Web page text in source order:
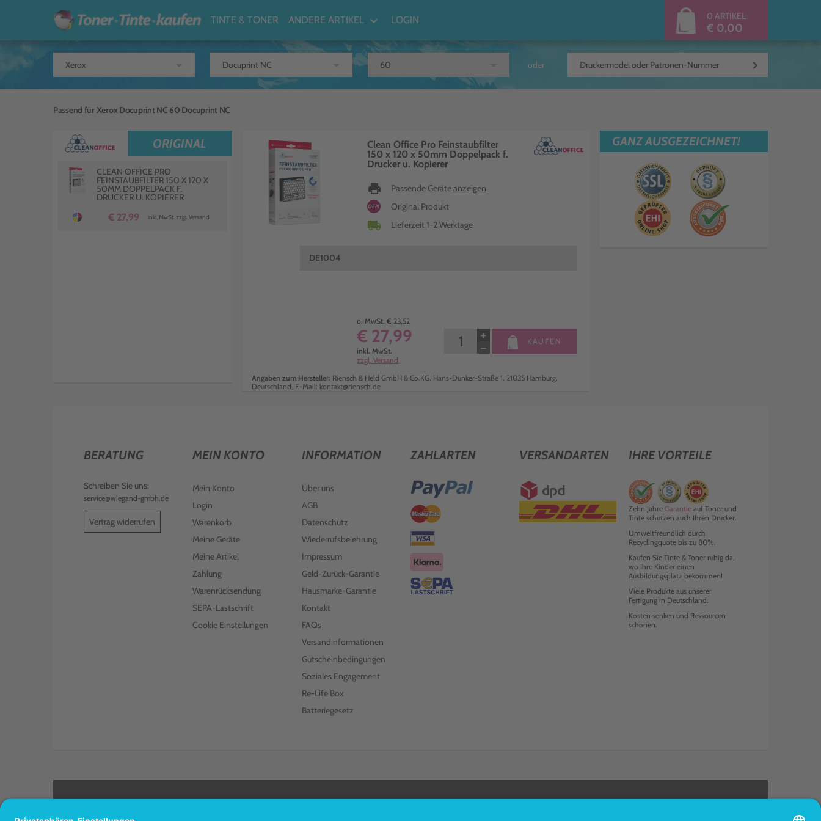
TINTE & TONER ANDERE ARTIKEL keyboard_arrow_down LOGIN 0 ARTIKEL
€ 0,00
oder keyboard_arrow_right
Passend fürXerox Docuprint NC 60 Docuprint NC
ORIGINAL
CLEAN OFFICE PRO
FEINSTAUBFILTER 150 X 120 X
50MM DOPPELPACK F.
DRUCKER U. KOPIERER
€ 27,99 inkl. MwSt. zzgl. Versand
Clean Office Pro Feinstaubfilter
150 x 120 x 50mm Doppelpack f.
Drucker u. Kopierer
print Passende Geräteanzeigen
OEM Original Produkt
local_shipping Lieferzeit 1-2 Werktage
DE1004
o. MwSt. € 23,52
€ 27,99
inkl. MwSt.
zzgl. Versand
−
+ KAUFEN
Angaben zum Hersteller: Riensch & Held GmbH & Co.KG, Hans-Dunker-Straße 1, 21035 Hamburg,
Deutschland, E-Mail: kontakt@riensch.de
GANZ AUSGEZEICHNET!
BERATUNG
Schreiben Sie uns:
service@wiegand-gmbh.de
Vertrag widerrufen
MEIN KONTO
Mein Konto
Login
Warenkorb
Meine Geräte
Meine Artikel
Zahlung
Warenrücksendung
SEPA-Lastschrift
Cookie Einstellungen
INFORMATION
Über uns
AGB
Datenschutz
Wiederrufsbelehrung
Impressum
Geld-Zurück-Garantie
Hausmarke-Garantie
Kontakt
FAQs
Versandinformationen
Gutscheinbedingungen
Soziales Engagement
Re-Life Box
Batteriegesetz
ZAHLARTEN VERSANDARTEN IHRE VORTEILE
Zehn Jahre Garantieauf Toner und
Tinte schützen auch Ihren Drucker.
Umweltfreundlich durch
Recyclingquote bis zu 80%.
Kaufen Sie Tinte & Toner ruhig da,
wo Ihre Kinder einen
Ausbildungsplatz bekommen!
Viele Produkte aus unserer
Fertigung in Deutschland.
Kosten senken und Ressourcen
schonen.
<